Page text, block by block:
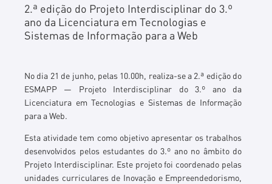
2.ª edição do Projeto Interdisciplinar do 3.º
ano da Licenciatura em Tecnologias e
Sistemas de Informação para a Web
No dia 21 de junho, pelas 10.00h, realiza-se a 2.ª edição do
ESMAPP — Projeto Interdisciplinar do 3.º ano da
Licenciatura em Tecnologias e Sistemas de Informação
para a Web.
Esta atividade tem como objetivo apresentar os trabalhos
desenvolvidos pelos estudantes do 3.º ano no âmbito do
Projeto Interdisciplinar. Este projeto foi coordenado pelas
unidades curriculares de Inovação e Empreendedorismo,